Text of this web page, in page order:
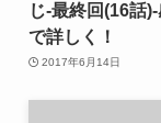
じ-最終回(16話
で詳しく！
2017年6月14日